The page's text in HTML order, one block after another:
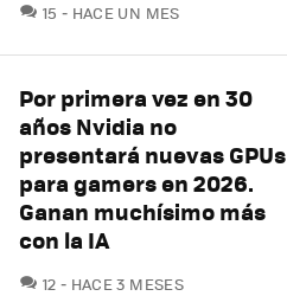
15 COMENTARIOS
HACE UN MES
Por primera vez en 30
años Nvidia no
presentará nuevas GPUs
para gamers en 2026.
Ganan muchísimo más
con la IA
12 COMENTARIOS
HACE 3 MESES